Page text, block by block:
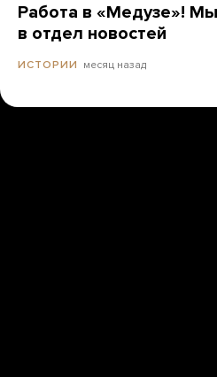
Работа в «Медузе»!
в отдел новостей
ИСТОРИИ месяц назад